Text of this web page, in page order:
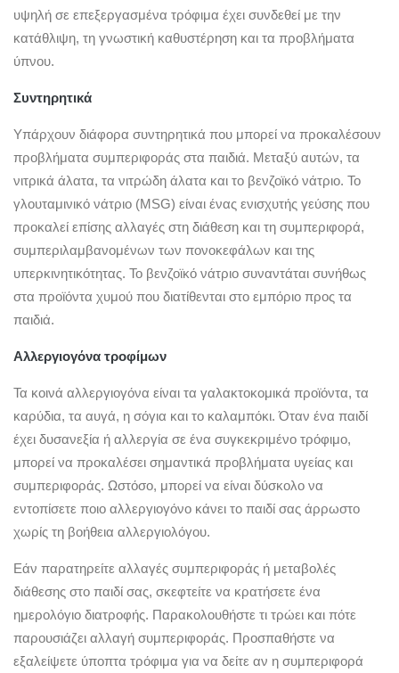
υψηλή σε επεξεργασμένα τρόφιμα έχει συνδεθεί με την
κατάθλιψη, τη γνωστική καθυστέρηση και τα προβλήματα
ύπνου.
Συντηρητικά
Υπάρχουν διάφορα συντηρητικά που μπορεί να προκαλέσουν
προβλήματα συμπεριφοράς στα παιδιά. Μεταξύ αυτών, τα
νιτρικά άλατα, τα νιτρώδη άλατα και το βενζοϊκό νάτριο. Το
γλουταμινικό νάτριο (MSG) είναι ένας ενισχυτής γεύσης που
προκαλεί επίσης αλλαγές στη διάθεση και τη συμπεριφορά,
συμπεριλαμβανομένων των πονοκεφάλων και της
υπερκινητικότητας. Το βενζοϊκό νάτριο συναντάται συνήθως
στα προϊόντα χυμού που διατίθενται στο εμπόριο προς τα
παιδιά.
Αλλεργιογόνα τροφίμων
Τα κοινά αλλεργιογόνα είναι τα γαλακτοκομικά προϊόντα, τα
καρύδια, τα αυγά, η σόγια και το καλαμπόκι. Όταν ένα παιδί
έχει δυσανεξία ή αλλεργία σε ένα συγκεκριμένο τρόφιμο,
μπορεί να προκαλέσει σημαντικά προβλήματα υγείας και
συμπεριφοράς. Ωστόσο, μπορεί να είναι δύσκολο να
εντοπίσετε ποιο αλλεργιογόνο κάνει το παιδί σας άρρωστο
χωρίς τη βοήθεια αλλεργιολόγου.
Εάν παρατηρείτε αλλαγές συμπεριφοράς ή μεταβολές
διάθεσης στο παιδί σας, σκεφτείτε να κρατήσετε ένα
ημερολόγιο διατροφής. Παρακολουθήστε τι τρώει και πότε
παρουσιάζει αλλαγή συμπεριφοράς. Προσπαθήστε να
εξαλείψετε ύποπτα τρόφιμα για να δείτε αν η συμπεριφορά